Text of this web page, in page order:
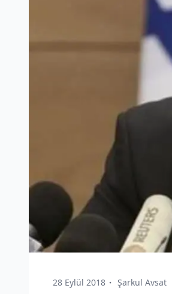
28 Eylül 2018 Şarkul Avsat